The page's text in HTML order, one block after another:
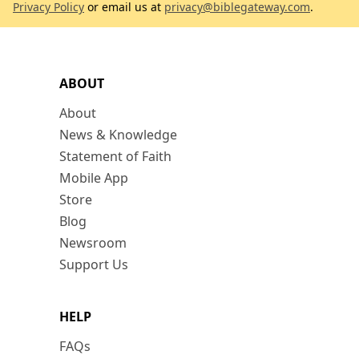
ABOUT
About
News & Knowledge
Statement of Faith
Mobile App
Store
Blog
Newsroom
Support Us
HELP
FAQs
Privacy Policy or email us at privacy@biblegateway.com.